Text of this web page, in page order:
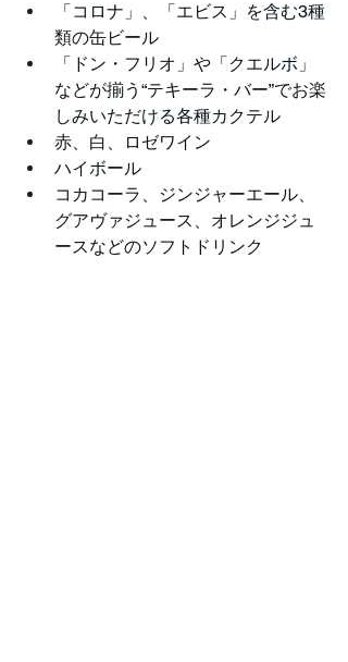
「コロナ」、「エビス」を含む3種
類の缶ビール
「ドン・フリオ」や「クエルボ」
などが揃う“テキーラ・バー”でお楽
しみいただける各種カクテル
赤、白、ロゼワイン
ハイボール
コカコーラ、ジンジャーエール、
グアヴァジュース、オレンジジュ
ースなどのソフトドリンク